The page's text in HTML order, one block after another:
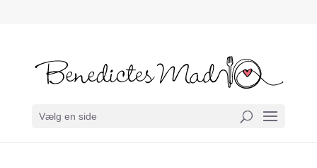
Vælg en side